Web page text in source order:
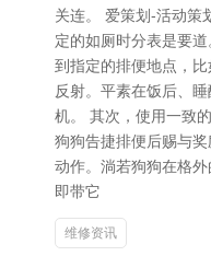
关连。 爱策划-活动策
定的如厕时分表是要
到指定的排便地点，
反射。平素在饭后、
机。 其次，使用一致
狗狗告捷排便后赐与
动作。淌若狗狗在格
即带它
维修资讯